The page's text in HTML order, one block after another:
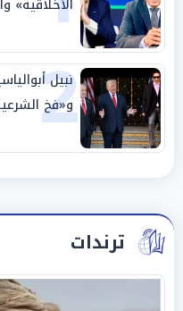
«عبادة
2
نبيل
و«فخ
وحليفه في
ترندات